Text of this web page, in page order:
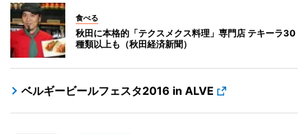
食べる
秋田に本格的「テクスメクス料理」専門店 テキーラ30
種類以上も（秋田経済新聞）
ベルギービールフェスタ2016 in ALVE